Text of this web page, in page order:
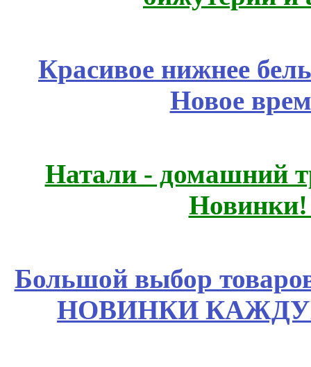
Красивое нижнее
Новое
Натали - домашний
Большой выбор
НОВИНКИ